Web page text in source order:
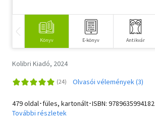
Könyv E-könyv Antikvár
Kolibri Kiadó, 2024
Olvasói vélemények (3)
479 oldal･füles, kartonált･ISBN: 9789635994182
További részletek